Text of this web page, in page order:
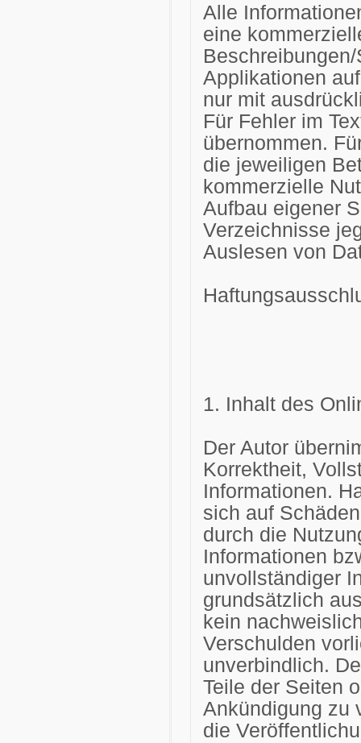
Alle
eine
Applikationen
nur mit
Für Fehler im
übernommen.
die jeweiligen
kommerzielle
Aufbau eigener
Verzeichnisse
Auslesen von
1. Inhalt des
Der Autor
Korrektheit,
Informationen.
sich auf
durch die
Informationen
unvollständiger
grundsätzlich
kein
Verschulden
unverbindlich.
Teile der Seiten
Ankündigung zu
die